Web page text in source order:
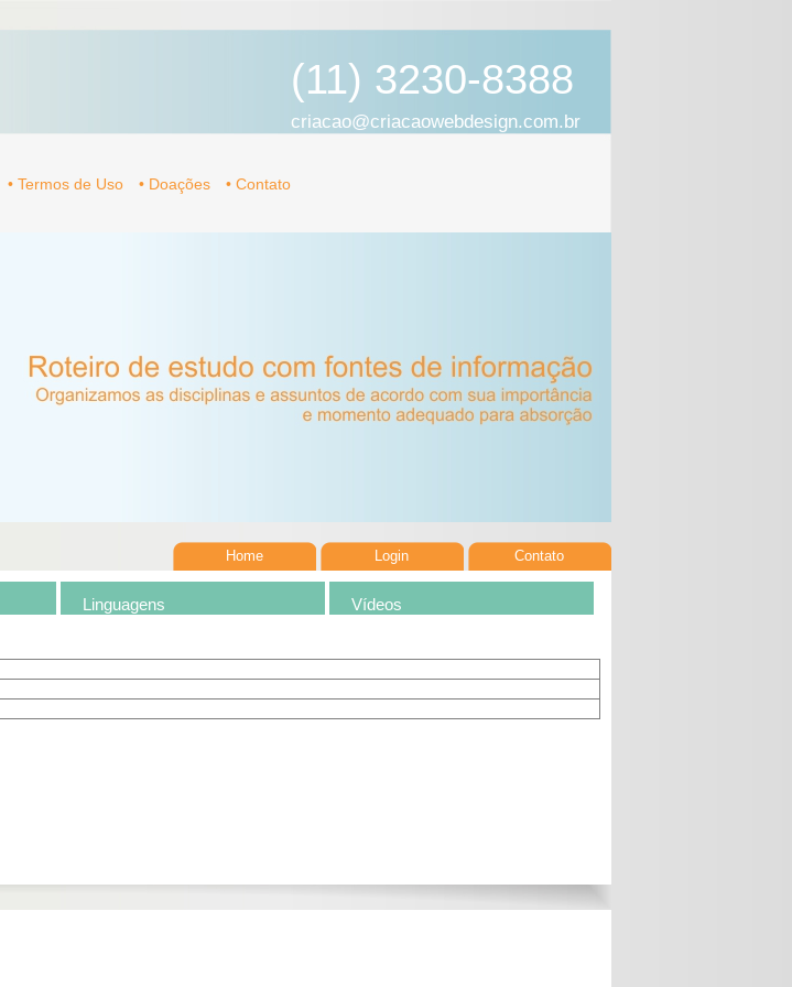
(11) 3230-8388
criacao@criacaowebdesign.com.br
• Termos de Uso • Doações • Contato
Home Login Contato
Linguagens Vídeos